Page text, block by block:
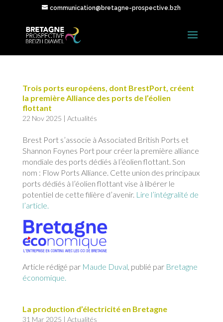
communication@bretagne-prospective.bzh
Trois ports européens, dont BrestPort, créent
la première Alliance des ports de l’éolien
flottant
22 Nov 2025 | Actualités
Brest Port s’associe à Associated British Ports et
Shannon Foynes Port pour créer la première alliance
mondiale des ports dédiés à l’éolien flottant. Son
nom : Flow Ports Alliance. Cette union des principaux
ports dédiés à l’éolien flottant vise à libérer le
potentiel de cette filière d’avenir. Lire l’intégralité de
l’article.
Article rédigé par Maude Duval, publié par Bretagne
économique.
La production d’électricité en Bretagne
31 Mar 2025 | Actualités